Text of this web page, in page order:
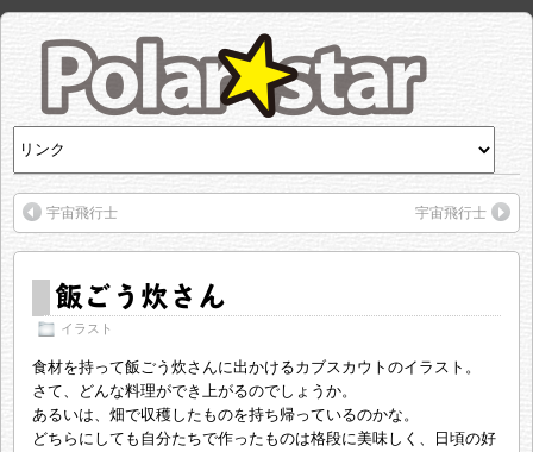
宇宙飛行士 宇宙飛行士
飯ごう炊さん
イラスト
食材を持って飯ごう炊さんに出かけるカブスカウトのイラスト。
さて、どんな料理ができ上がるのでしょうか。
あるいは、畑で収穫したものを持ち帰っているのかな。
どちらにしても自分たちで作ったものは格段に美味しく、日頃の好